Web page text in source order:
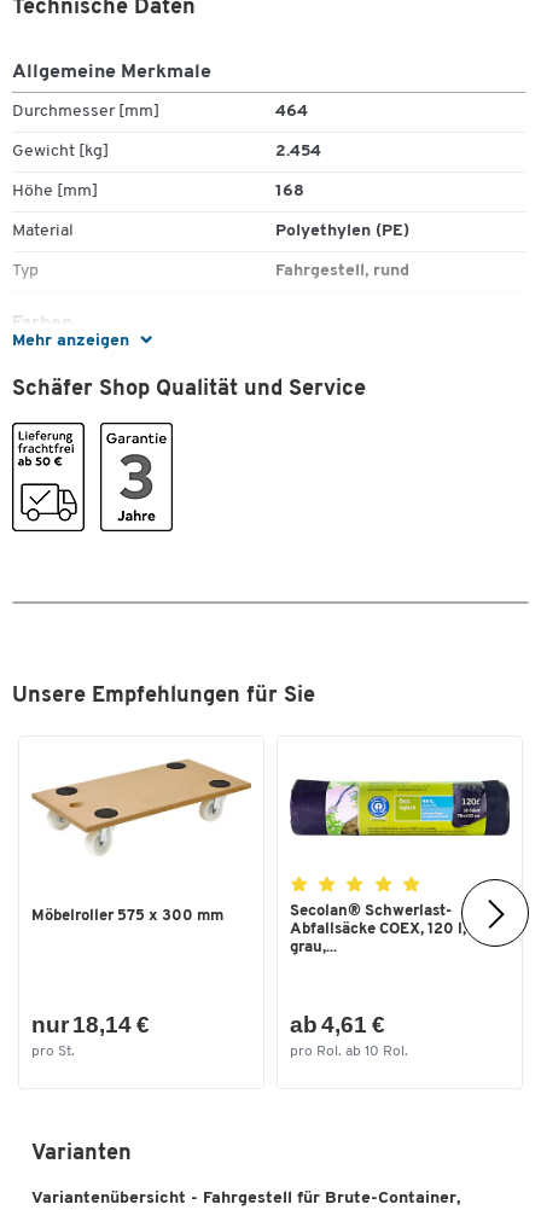
Mehr anzeigen
Technische Daten
Allgemeine Merkmale
Durchmesser [mm] 464
Gewicht [kg] 2.454
Höhe [mm] 168
Material Polyethylen (PE)
Typ Fahrgestell, rund
Farben
Schäfer Shop Qualität und Service
Unsere Empfehlungen für Sie
Möbelroller 575 x 300 mm
nur 18,14 €
pro St.
Secolan® Schwerlast-
Abfallsäcke COEX, 120 l,
grau,...
ab 4,61 €
pro Rol. ab 10 Rol.
Varianten
Variantenübersicht - Fahrgestell für Brute-Container,
Zum Zoomen doppeltippen